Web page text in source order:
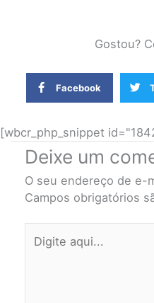
Gostou?
Facebook
[wbcr_php_snippet
Deixe um
O seu endereço de e-
Campos obrigatórios
aqui...